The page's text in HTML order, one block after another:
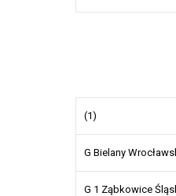
(1)
G Bielany
G 1 Ząbkowice